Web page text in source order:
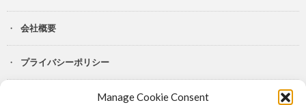
Manage Cookie Consent
会社概要
プライバシーポリシー